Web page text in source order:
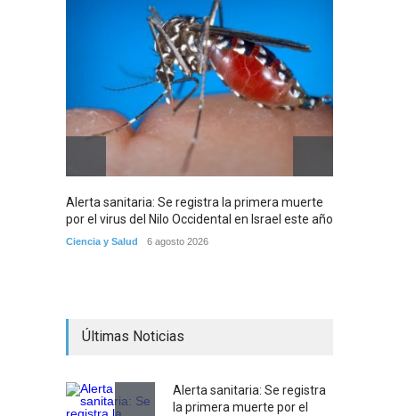
Alerta sanitaria: Se registra la primera muerte
por el virus del Nilo Occidental en Israel este año
Ciencia y Salud 6 agosto 2026
Últimas Noticias
Alerta sanitaria: Se registra
la primera muerte por el